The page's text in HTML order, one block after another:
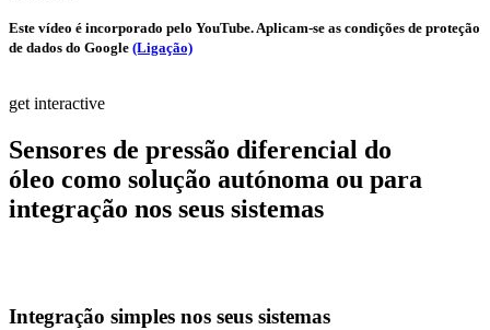
Este vídeo é incorporado pelo YouTube. Aplicam-se as condições de proteção
de dados do Google (Ligação)
get interactive
Sensores de pressão diferencial do
óleo como solução autónoma ou para
integração nos seus sistemas
Integração simples nos seus sistemas